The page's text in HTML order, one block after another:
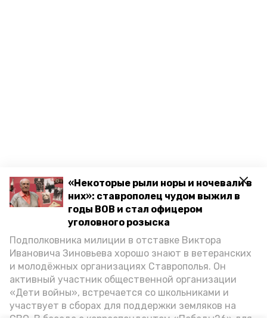
«Некоторые рыли норы и ночевали в
них»: ставрополец чудом выжил в
годы ВОВ и стал офицером
уголовного розыска
Подполковника милиции в отставке Виктора
Ивановича Зиновьева хорошо знают в ветеранских
и молодёжных организациях Ставрополья. Он
активный участник общественной организации
«Дети войны», встречается со школьниками и
участвует в сборах для поддержки земляков на
СВО. В беседе с корреспондентом «Победы26» для